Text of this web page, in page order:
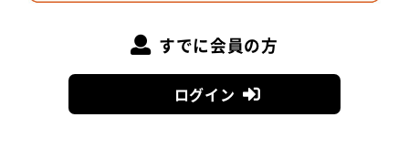
すでに会員の方
ログイン